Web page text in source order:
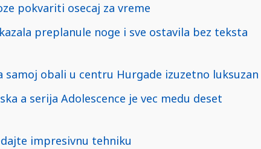
pokvariti osecaj za vreme
preplanule noge i sve ostavila bez teksta
samoj obali u centru Hurgade izuzetno luksuzan
a serija Adolescence je vec medu deset
impresivnu tehniku